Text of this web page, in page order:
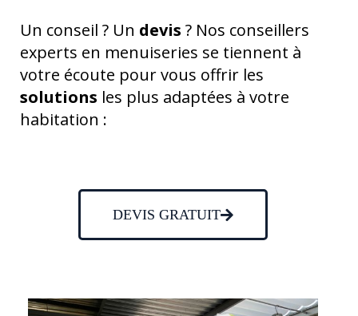
Un conseil ? Un devis ? Nos conseillers
experts en menuiseries se tiennent à
votre écoute pour vous offrir les
solutions les plus adaptées à votre
habitation :
DEVIS GRATUIT